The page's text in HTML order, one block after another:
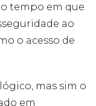
tempo em que
ao
o acesso de
mas sim o
em